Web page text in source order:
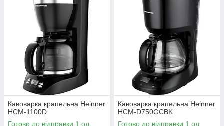
Кавоварка крапельна Heinner
HCM-1100D
Готово до відправки 1 од.
Кавоварка крапельна Heinner
HCM-D750GCBK
Готово до відправки 1 од.